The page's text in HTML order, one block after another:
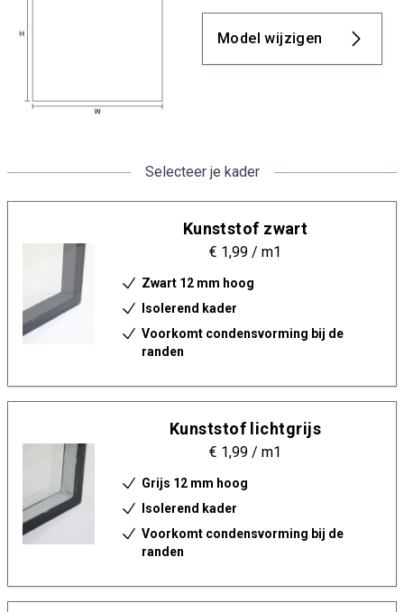
Model wijzigen
Selecteer je kader
Kunststof zwart
€ 1,99 / m1
Zwart 12 mm hoog
Isolerend kader
Voorkomt condensvorming bij de
randen
Kunststof lichtgrijs
€ 1,99 / m1
Grijs 12 mm hoog
Isolerend kader
Voorkomt condensvorming bij de
randen